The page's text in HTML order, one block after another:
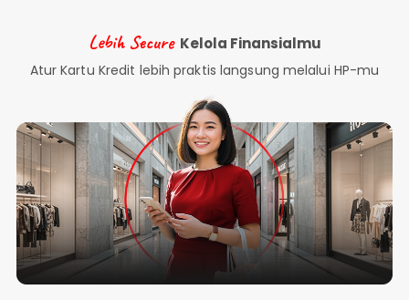
Lebih Secure Kelola Finansialmu
Atur Kartu Kredit lebih praktis langsung melalui HP-mu